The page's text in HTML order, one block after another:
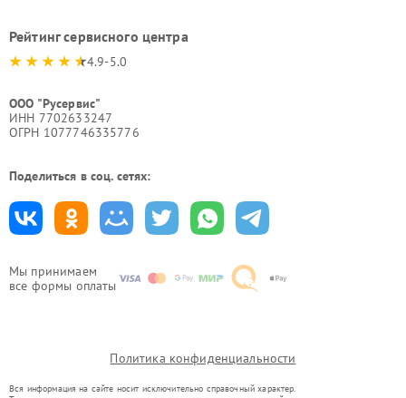
Мы принимаем
все формы оплаты
Рейтинг сервисного центра
4.9-5.0
ООО "Русервис"
ИНН 7702633247
ОГРН 1077746335776
Поделиться в соц. сетях:
Политика конфиденциальности
Вся информация на сайте носит исключительно справочный характер.